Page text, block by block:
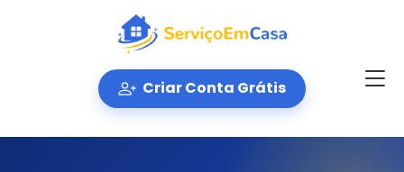
Criar Conta Grátis